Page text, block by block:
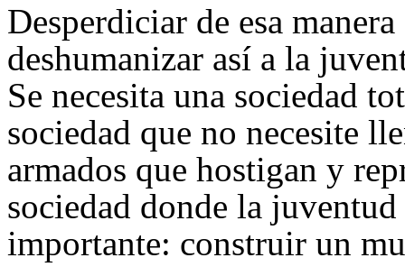
Desperdiciar de esa
deshumanizar así a la
Se necesita una sociedad
sociedad que no necesite
armados que hostigan y
sociedad donde la
importante: construir un